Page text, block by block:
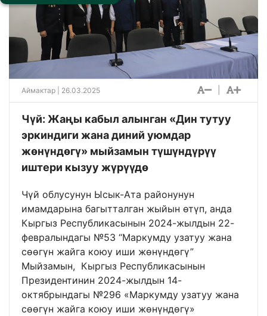
Аймактар | 26.03.2025
Чүй: Жаңы кабыл алынган «Дин тутуу
эркиндиги жана диний уюмдар
жөнүндөгү» мыйзамын түшүндүрүү
иштери кызуу жүрүүдө
Чүй облусунун Ысык-Ата районунун
имамдарына багытталган жыйын өтүп, анда
Кыргыз Республикасынын 2024-жылдын 22-
февралындагы №53 “Маркумду узатуу жана
сѳѳгүн жайга коюу иши жѳнүндѳгү”
Мыйзамын, Кыргыз Республикасынын
Президентинин 2024-жылдын 14-
октябрындагы №296 «Маркумду узатуу жана
сөөгүн жайга коюу иши жөнүндөгү»